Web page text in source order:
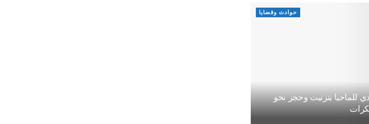
حوادث وقضايا
للماحيا بتزنيت وحجز نحو